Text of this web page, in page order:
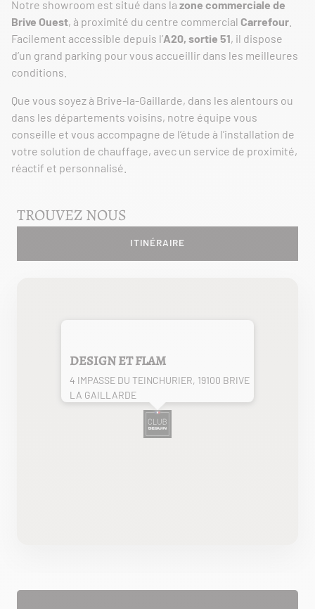
Notre showroom est situé dans la zone commerciale de
Brive Ouest, à proximité du centre commercial Carrefour
Facilement accessible depuis l’A20, sortie 51, il dispose
d’un grand parking pour vous accueillir dans les meilleures
conditions.
Que vous soyez à Brive-la-Gaillarde, dans les alentours ou
dans les départements voisins, notre équipe vous
conseille et vous accompagne de l’étude à l’installation de
votre solution de chauffage, avec un service de proximité,
réactif et personnalisé.
TROUVEZ NOUS
ITINÉRAIRE
DESIGN ET FLAM
4 IMPASSE DU TEINCHURIER, 19100 BRIVE
LA GAILLARDE